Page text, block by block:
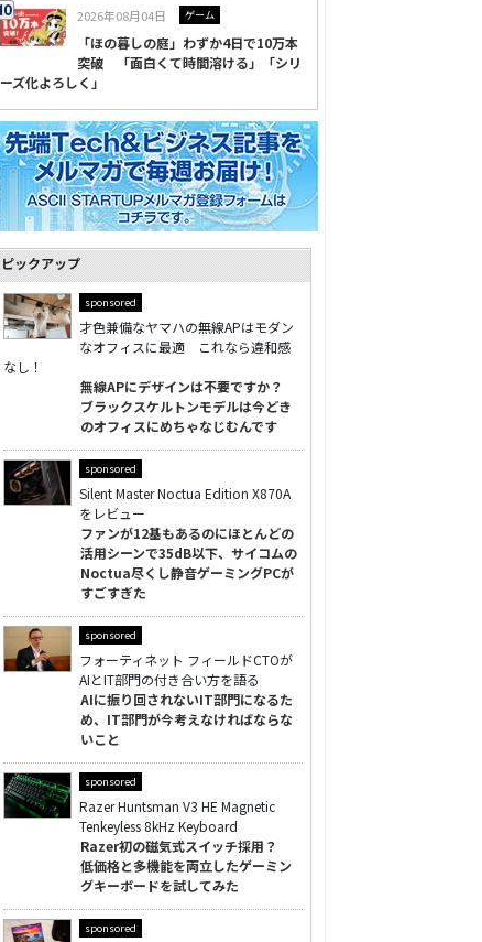
2026年08月04日 ゲーム
「ほの暮しの庭」わずか4日で10万本
突破 「面白くて時間溶ける」「シリ
ーズ化よろしく」
ピックアップ
sponsored
才色兼備なヤマハの無線APはモダン
なオフィスに最適 これなら違和感
なし！
無線APにデザインは不要ですか？
ブラックスケルトンモデルは今どき
のオフィスにめちゃなじむんです
sponsored
Silent Master Noctua Edition X870A
をレビュー
ファンが12基もあるのにほとんどの
活用シーンで35dB以下、サイコムの
Noctua尽くし静音ゲーミングPCが
すごすぎた
sponsored
フォーティネット フィールドCTOが
AIとIT部門の付き合い方を語る
AIに振り回されないIT部門になるた
め、IT部門が今考えなければならな
いこと
sponsored
Razer Huntsman V3 HE Magnetic
Tenkeyless 8kHz Keyboard
Razer初の磁気式スイッチ採用？
低価格と多機能を両立したゲーミン
グキーボードを試してみた
sponsored